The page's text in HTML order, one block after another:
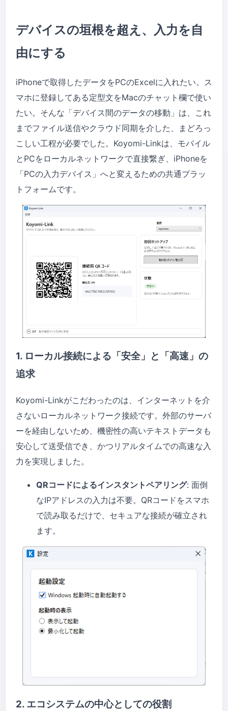
デバイスの垣根を超え、入力を自
由にする
iPhoneで取得したデータをPCのExcelに入れたい。ス
マホに登録してある定型文をMacのチャット欄で使い
たい。そんな「デバイス間のデータの移動」は、これ
までファイル送信やクラウド同期を介した、まどろっ
こしい工程が必要でした。Koyomi-Linkは、モバイル
とPCをローカルネットワークで直接繋ぎ、iPhoneを
「PCの入力デバイス」へと変えるための共通プラッ
トフォームです。
1. ローカル接続による「安全」と「高速」の
追求
Koyomi-Linkがこだわったのは、インターネットを介
さないローカルネットワーク接続です。外部のサーバ
ーを経由しないため、機密性の高いテキストデータも
安心して送受信でき、かつリアルタイムでの高速な入
力を実現しました。
QRコードによるインスタントペアリング: 面倒
なIPアドレスの入力は不要。QRコードをスマホ
で読み取るだけで、セキュアな接続が確立され
ます。
2. エコシステムの中心としての役割